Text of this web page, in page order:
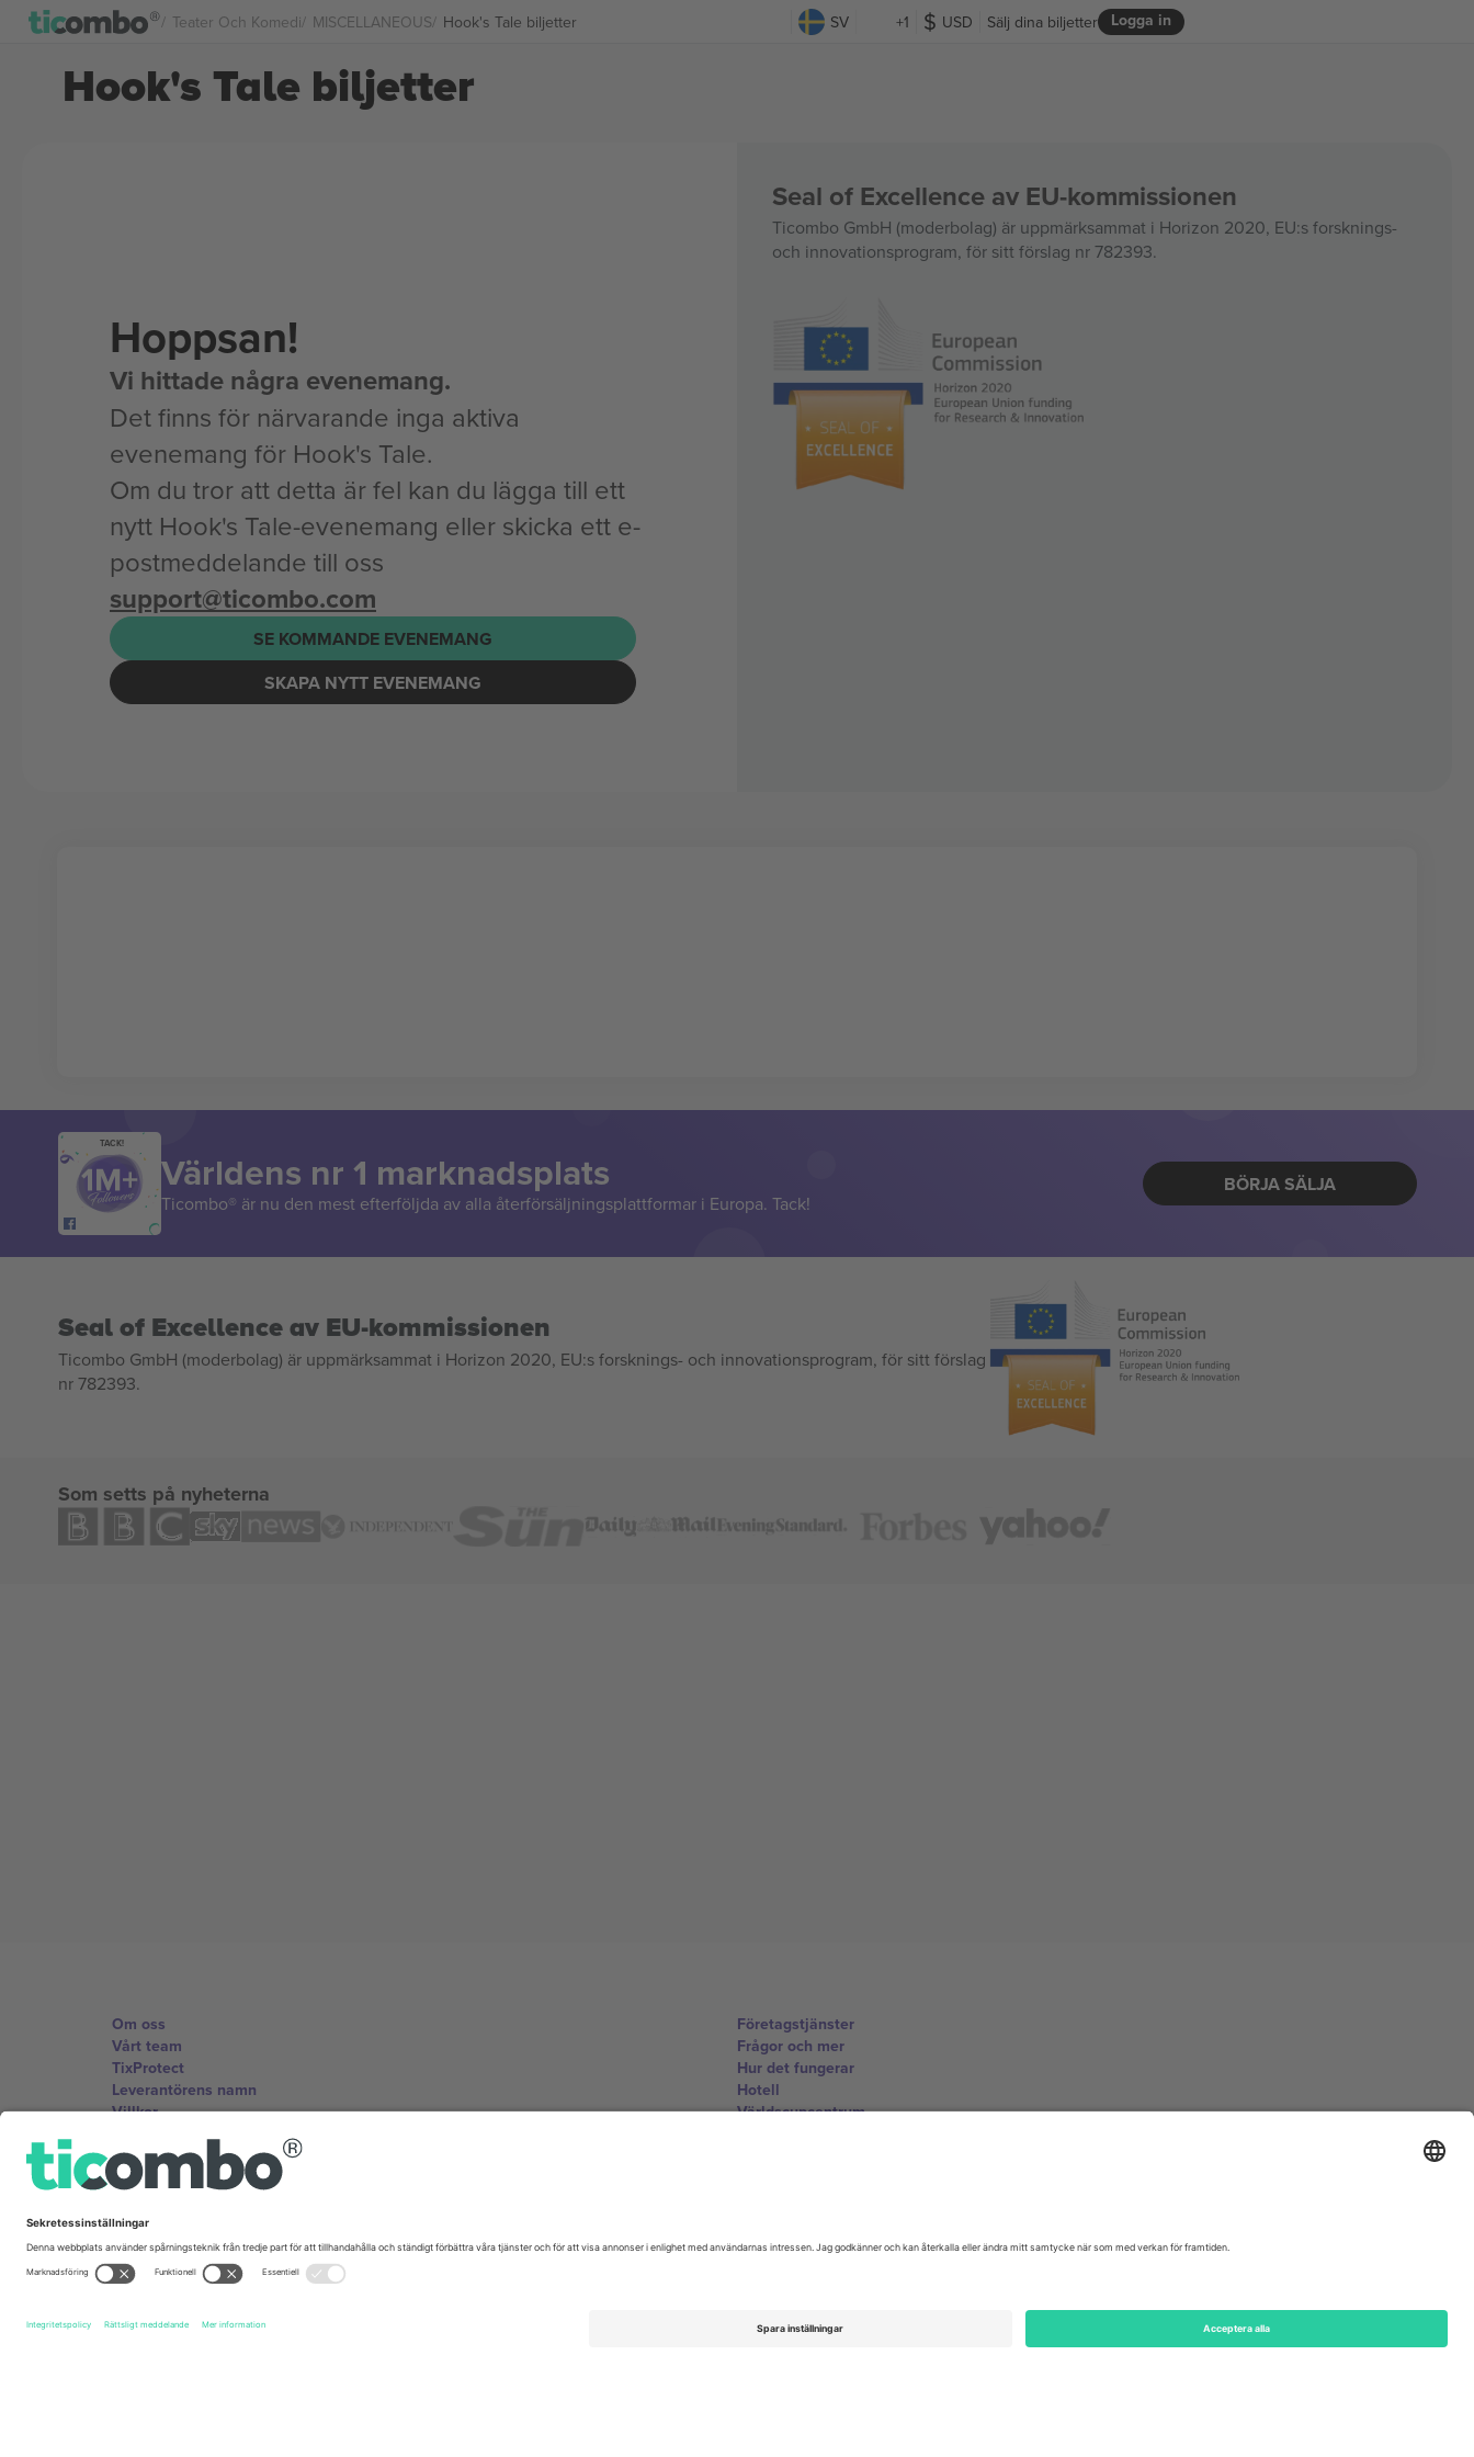
Teater Och Komedi MISCELLANEOUS Hook's Tale biljetter SV +1 USD Logga in
Sälj dina biljetter
Hook's Tale biljetter
Hoppsan!
Vi hittade några evenemang.
Det finns för närvarande inga aktiva
evenemang för Hook's Tale.
Om du tror att detta är fel kan du lägga till ett
nytt Hook's Tale-evenemang eller skicka ett e-
postmeddelande till oss
support@ticombo.com
SE KOMMANDE EVENEMANG
SKAPA NYTT EVENEMANG
Seal of Excellence av EU-kommissionen
Ticombo GmbH (moderbolag) är uppmärksammat i Horizon 2020, EU:s forsknings-
och innovationsprogram, för sitt förslag nr 782393.
TACK!
Världens nr 1 marknadsplats
Ticombo® är nu den mest efterföljda av alla återförsäljningsplattformar i Europa. Tack!
BÖRJA SÄLJA
Seal of Excellence av EU-kommissionen
Ticombo GmbH (moderbolag) är uppmärksammat i Horizon 2020, EU:s forsknings- och innovationsprogram, för sitt förslag
nr 782393.
Som setts på nyheterna
Om oss
Vårt team
TixProtect
Leverantörens namn
Villkor
Affiliate-program
Företagstjänster
Frågor och mer
Hur det fungerar
Hotell
Världscupcentrum